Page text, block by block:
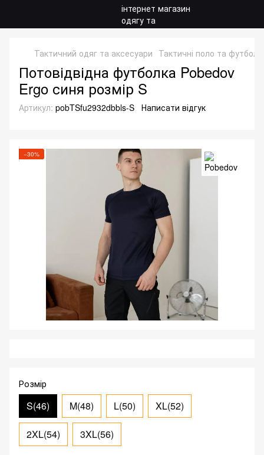
Тактичний одяг та аксесуари Тактичні поло та
Потовідвідна футболка Pobedov
Ergo синя розмір S
Артикул: pobTSfu2932dbbls-S Написати відгук
−30%
Розмір
S(46) M(48) L(50) XL(52)
2XL(54) 3XL(56)